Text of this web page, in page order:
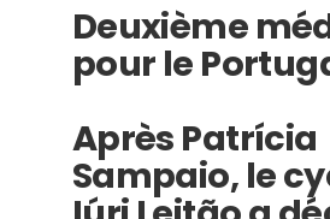
Deuxième
pour le
Après Patrícia
Sampaio, le